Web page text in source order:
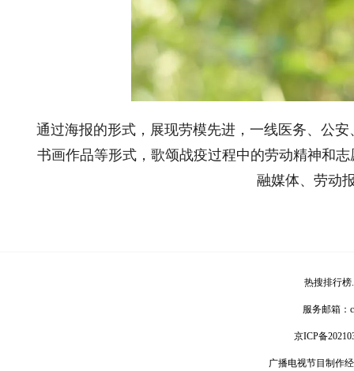
通过海报的形式，展现劳模先进，一线医务、公
书画作品等形式，歌颂战疫过程中的劳动精神和
融媒体、劳动
热搜排行榜
服务邮箱：
京ICP备
广播电视节目制作